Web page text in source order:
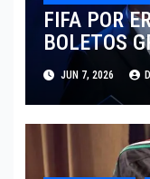
FIFA POR
BOLETOS
COBRO.
JUN 7, 2026